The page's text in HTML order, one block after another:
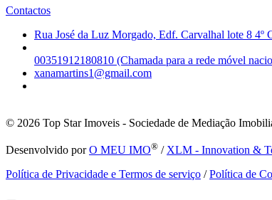
Contactos
Rua José da Luz Morgado, Edf. Carvalhal lote 8 4º
00351912180810 (Chamada para a rede móvel
xanamartins1@gmail.com
© 2026 Top Star Imoveis - Sociedade de Mediação
Desenvolvido porO MEU IMO® / XLM - Innovation &
Política de Privacidade e Termos de serviço /Política de